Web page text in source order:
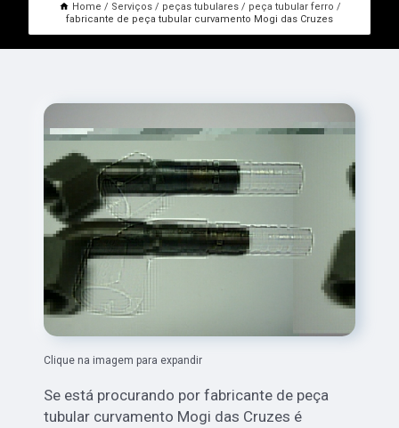
Home Serviços peças tubulares
peça tubular ferro
fabricante de peça tubular curvamento Mogi das Cruzes
Clique na imagem para expandir
Se está procurando por fabricante de peça
tubular curvamento Mogi das Cruzes é